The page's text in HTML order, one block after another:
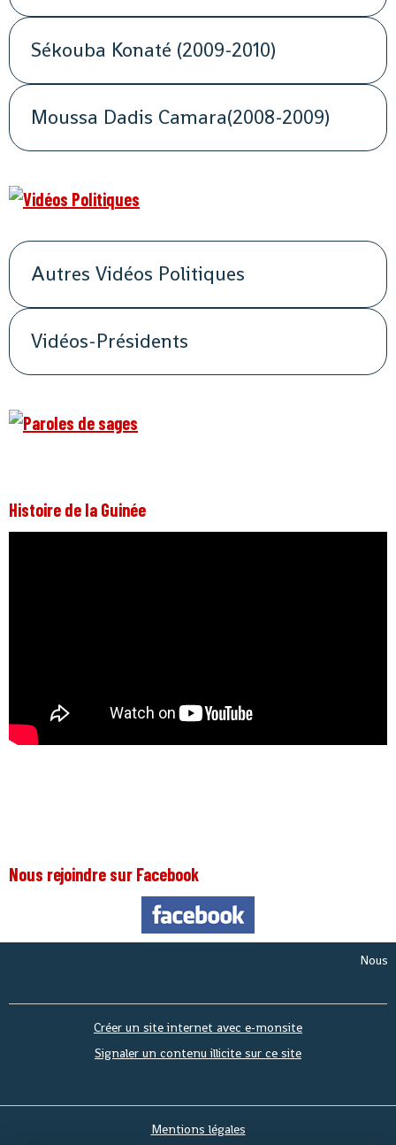
Sékouba Konaté (2009-2010)
Moussa Dadis Camara(2008-2009)
Autres Vidéos Politiques
Vidéos-Présidents
Histoire de la Guinée
Nous rejoindre sur Facebook
Nous
Créer un site internet avec e-monsite
Signaler un contenu illicite sur ce site
Mentions légales